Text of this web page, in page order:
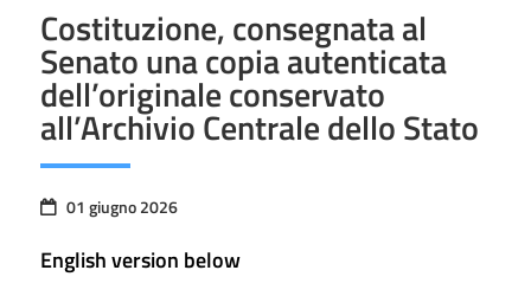
Costituzione, consegnata al
Senato una copia autenticata
dell’originale conservato
all’Archivio Centrale dello Stato
01 giugno 2026
English version below